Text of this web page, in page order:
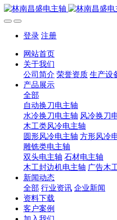
登录 注册
网站首页
关于我们
公司简介 荣誉资质 生产设
产品展示
全部
自动换刀电主轴
水冷换刀电主轴 风冷换刀
木工类风冷电主轴
圆形风冷电主轴 方形风冷
雕铣类电主轴
双头电主轴 石材电主轴
木工封边机电主轴 广告木
新闻动态
全部 行业资讯 企业新闻
资料下载
客户案例